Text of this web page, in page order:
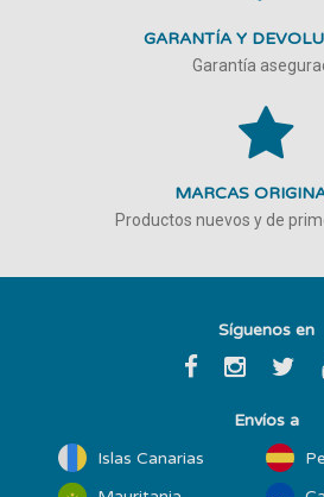
GARANTÍA Y
Garantía
MARCAS
Productos nuevos y de
Síguenos en
Envíos a
Islas Canarias